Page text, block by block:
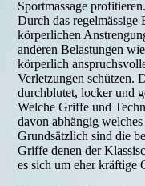
Sportmassage profitieren.
Durch das regelmässige
körperlichen
anderen Belastungen
körperlich
Verletzungen schützen.
durchblutet, locker und
Welche Griffe und
davon abhängig
Grundsätzlich sind die
Griffe denen der
es sich um eher kräftige